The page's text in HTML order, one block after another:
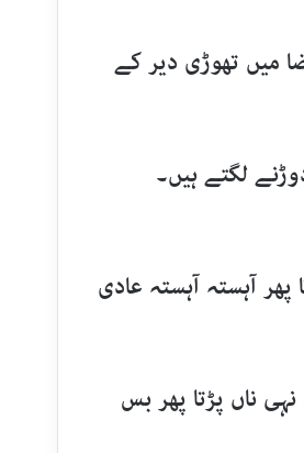
میں تھوڑی دیر کے
لگتے ہیں۔
آہستہ آہستہ عادی
ناں پڑتا پھر بس